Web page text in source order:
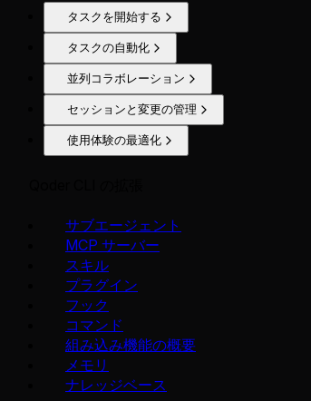
タスクを開始する
タスクの自動化
並列コラボレーション
セッションと変更の管理
使用体験の最適化
サブエージェント
MCP サーバー
スキル
プラグイン
フック
コマンド
組み込み機能の概要
メモリ
ナレッジベース